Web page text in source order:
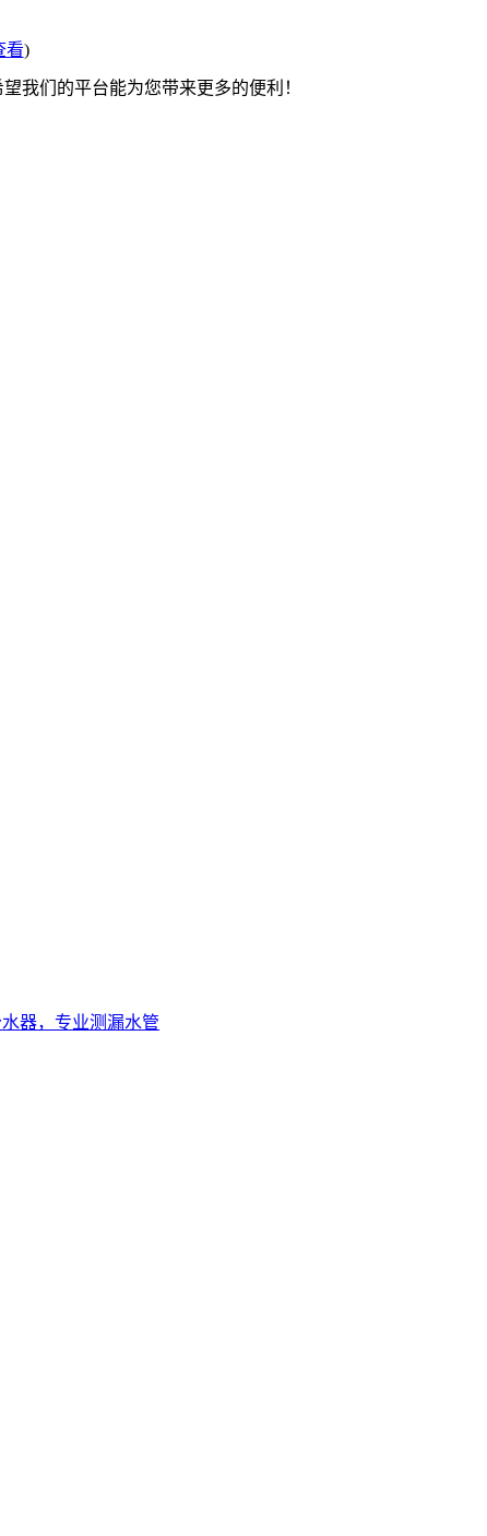
看)
我们的平台能为您带来更多的便利！